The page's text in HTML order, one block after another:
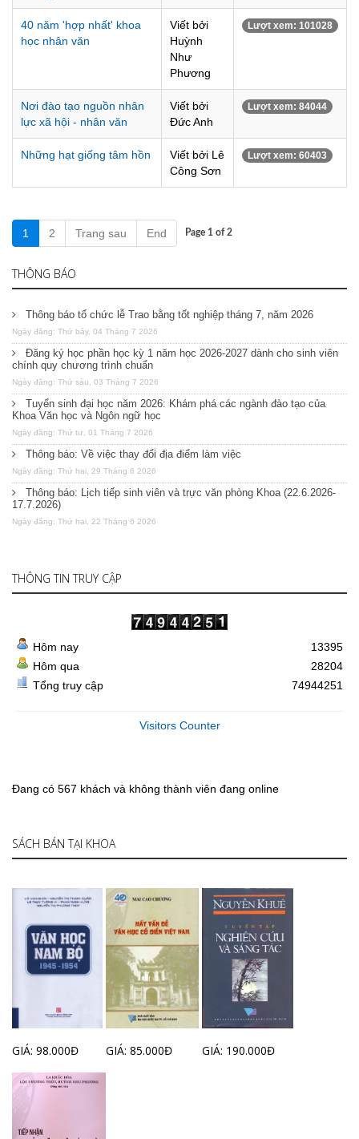
40 năm 'hợp nhất' khoa
học nhân văn
Viết bởi
Huỳnh
Như
Phương
Lượt xem: 101028
Nơi đào tạo nguồn nhân
lực xã hội - nhân văn
Viết bởi
Đức Anh
Lượt xem: 84044
Những hạt giống tâm hồn
Viết bởi Lê
Công Sơn
Lượt xem: 60403
Page 1 of 2
1 2 Trang sau End
THÔNG BÁO
Thông báo tổ chức lễ Trao bằng tốt nghiệp tháng 7, năm 2026
Ngày đăng: Thứ bảy, 04 Tháng 7 2026
Đăng ký học phần học kỳ 1 năm học 2026-2027 dành cho sinh viên
chính quy chương trình chuẩn
Ngày đăng: Thứ sáu, 03 Tháng 7 2026
Tuyển sinh đại học năm 2026: Khám phá các ngành đào tạo của
Khoa Văn học và Ngôn ngữ học
Ngày đăng: Thứ tư, 01 Tháng 7 2026
Thông báo: Về việc thay đổi địa điểm làm việc
Ngày đăng: Thứ hai, 29 Tháng 6 2026
Thông báo: Lịch tiếp sinh viên và trực văn phòng Khoa (22.6.2026-
17.7.2026)
Ngày đăng: Thứ hai, 22 Tháng 6 2026
THÔNG TIN TRUY CẬP
Hôm nay
Hôm qua
Tổng truy cập
13395
28204
74944251
Visitors Counter
Đang có 567 khách và không thành viên đang online
SÁCH BÁN TẠI KHOA
GIÁ: 98.000Đ GIÁ: 85.000Đ GIÁ: 190.000Đ